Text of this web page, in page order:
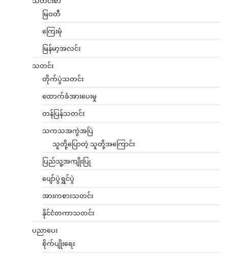
မြဝတီ
ကြေးမုံ
မြန်မာ့အလင်း
သတင်း
တိုက်ပွဲသတင်း
ထောက်ခံအားပေးမှု
တန်ပြန်သတင်း
သကသအကွဲအပြဲ
သူတို့ပြောတဲ့ သူတို့အကြောင်း
ပြည်သူ့အကျိုးပြု
ပျော်ပွဲရွှင်ပွဲ
အားကစားသတင်း
နိုင်ငံတကာသတင်း
ပညာပေး
စိုက်ပျိုးရေး